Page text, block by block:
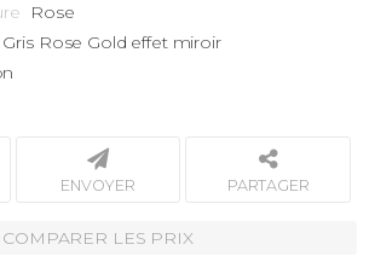
Rose
Gris Rose Gold effet miroir
ENVOYER PARTAGER
COMPARER LES PRIX